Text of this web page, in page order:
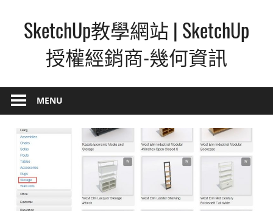
contentSketchUp教學網站 | SketchUp
授權經銷商-幾何資訊
–
最
直
覺
的
設
計
方
MENU